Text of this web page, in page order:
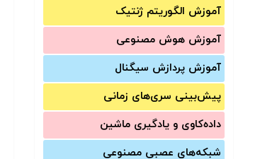
آموزش الگوریتم ژنتیک
آموزش‌ هوش مصنوعی
آموزش‌ پردازش سیگنال
پیش‌‌بینی سری‌‌های زمانی
داده‌کاوی و یادگیری ماشین
شبکه‌های عصبی مصنوعی